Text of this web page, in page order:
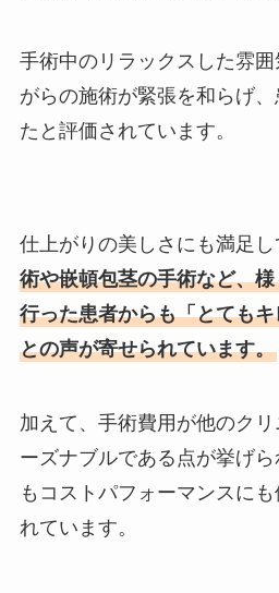
手術中のリラックスした雰
がらの施術が緊張を和らげ
たと評価されています。
仕上がりの美しさにも満足し
術や嵌頓包茎の手術など、
行った患者からも「とても
との声が寄せられています。
加えて、手術費用が他のク
ーズナブルである点が挙げ
もコストパフォーマンスに
れています。